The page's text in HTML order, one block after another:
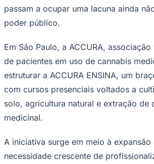
passam a ocupar uma lacuna ainda
poder público.
Em São Paulo, a ACCURA,
de pacientes em uso de cannabis
estruturar a ACCURA ENSINA, um
com cursos presenciais voltados a
solo, agricultura natural e extração de
medicinal.
A iniciativa surge em meio à
necessidade crescente de